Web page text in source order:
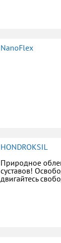
NanoFlex
HONDROKSIL
Природное
суставов!
двигайтесь